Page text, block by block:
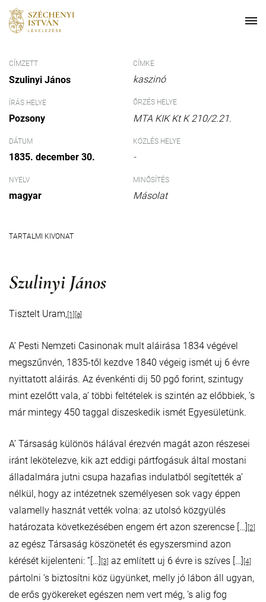
CÍMZETT
Szulinyi János
ÍRÁS HELYE
Pozsony
DÁTUM
1835. december 30.
NYELV
magyar
CÍMKE
kaszinó
ŐRZÉS HELYE
MTA KIK Kt K 210/2.21.
KÖZLÉS HELYE
-
MINŐSÍTÉS
Másolat
TARTALMI KIVONAT
Szulinyi János
Tisztelt Uram, [1] [a]
A’ Pesti Nemzeti Casinonak mult aláirása 1834 végével
megszűnvén, 1835-től kezdve 1840 végeig ismét uj 6 évre
nyittatott aláirás. Az évenkénti dij 50 pgő forint, szintugy
mint ezelőtt vala, a’ többi feltételek is szintén az előbbiek, ’s
már mintegy 450 taggal diszeskedik ismét Egyesületünk.
A’ Társaság különös hálával érezvén magát azon részesei
iránt lekötelezve, kik azt eddigi pártfogásuk által mostani
álladalmára jutni csupa hazafias indulatból segítették a’
nélkül, hogy az intézetnek személyesen sok vagy éppen
valamelly hasznát vették volna: az utolsó közgyülés
határozata következésében engem ért azon szerencse […] [2]
az egész Társaság köszönetét és egyszersmind azon
kérését kijelenteni: ”[…] [3] az említett uj 6 évre is szíves […] [4]
pártolni ’s biztosítni köz ügyünket, melly jó lábon áll ugyan,
de erős gyökereket egészen nem vert még, ’s alig fog